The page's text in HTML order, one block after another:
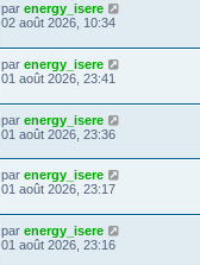
par energy_isere
02 août 2026, 10:34
par energy_isere
01 août 2026, 23:41
par energy_isere
01 août 2026, 23:36
par energy_isere
01 août 2026, 23:17
par energy_isere
01 août 2026, 23:16